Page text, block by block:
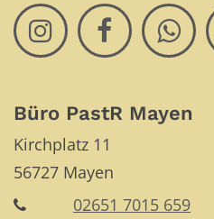
Büro PastR Mayen
Kirchplatz 11
56727 Mayen
02651 7015 659